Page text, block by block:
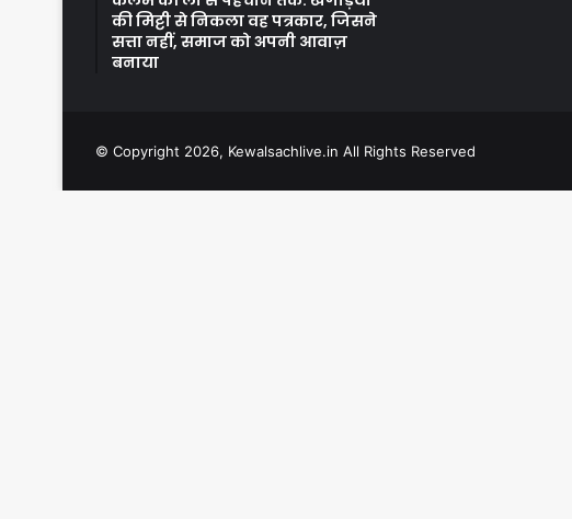
की मिट्टी से निकला वह पत्रकार, जिसने
सत्ता नहीं, समाज को अपनी आवाज़
बनाया
© Copyright 2026, Kewalsachlive.in All Rights Reserved